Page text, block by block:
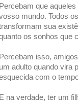
Percebam que
mundo. Todos
sua
os sonhos que
Percebam isso,
um adulto quando vira
com o
E na verdade, ter um